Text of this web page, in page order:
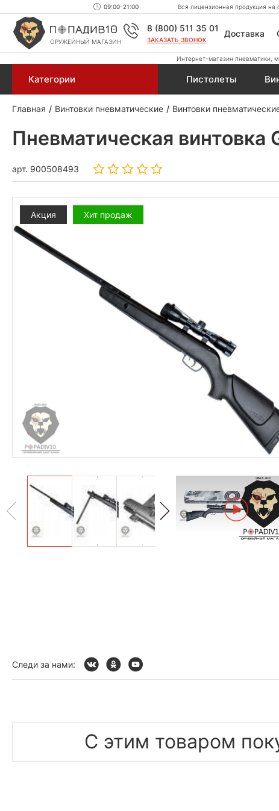
09:00-21:00 Вся лицензионная продукция
ОРУЖЕЙНЫЙ МАГАЗИН
8 (800) 511 35 01
ЗАКАЗАТЬ ЗВОНОК
Доставка
Интернет-магазин пневматики,
Категории Пистолеты
Главная Винтовки пневматические Винтовки
Пневматическая винтовка
арт. 900508493
Акция Хит продаж
Следи за нами:
С этим товаром